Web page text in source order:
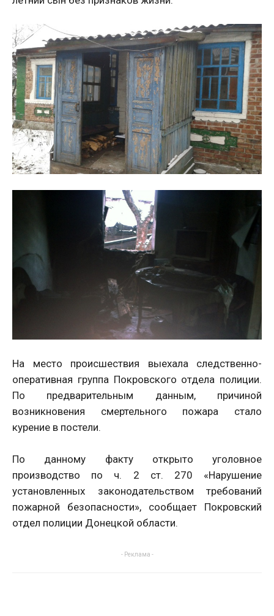
На место происшествия выехала следственно-
оперативная группа Покровского отдела полиции.
По предварительным данным, причиной
возникновения смертельного пожара стало
курение в постели.
По данному факту открыто уголовное
производство по ч. 2 ст. 270 «Нарушение
установленных законодательством требований
пожарной безопасности», сообщает Покровский
отдел полиции Донецкой области.
- Реклама -